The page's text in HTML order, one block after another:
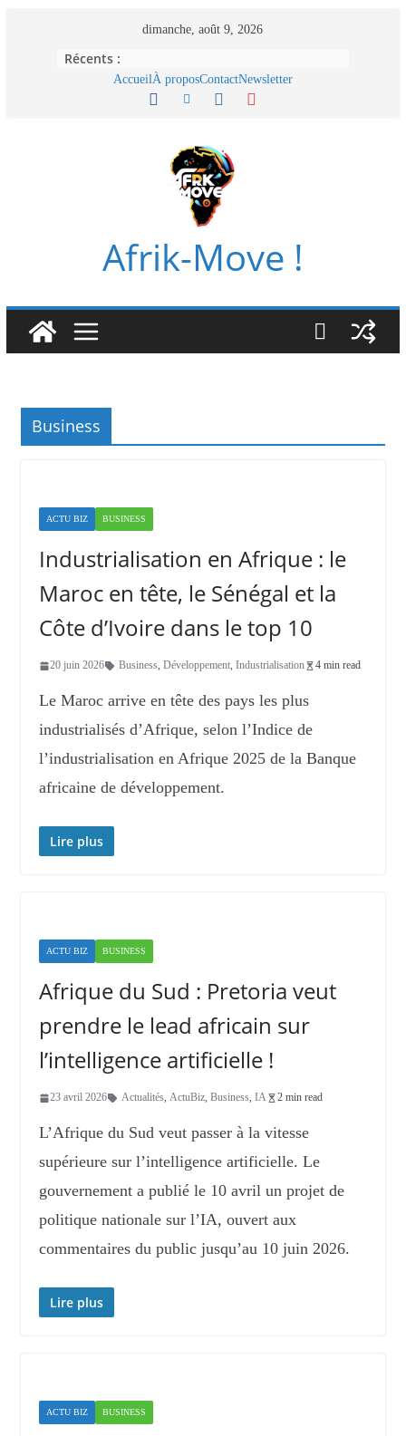
dimanche, août 9, 2026
Récents :
AccueilÀ proposContactNewsletter
Afrik-Move !
Business
ACTU BIZ BUSINESS
Industrialisation en Afrique : le
Maroc en tête, le Sénégal et la
Côte d’Ivoire dans le top 10
20 juin 2026 Business, Développement, Industrialisation 4 min read
Le Maroc arrive en tête des pays les plus
industrialisés d’Afrique, selon l’Indice de
l’industrialisation en Afrique 2025 de la Banque
africaine de développement.
Lire plus
ACTU BIZ BUSINESS
Afrique du Sud : Pretoria veut
prendre le lead africain sur
l’intelligence artificielle !
23 avril 2026 Actualités, ActuBiz, Business, IA 2 min read
L’Afrique du Sud veut passer à la vitesse
supérieure sur l’intelligence artificielle. Le
gouvernement a publié le 10 avril un projet de
politique nationale sur l’IA, ouvert aux
commentaires du public jusqu’au 10 juin 2026.
Lire plus
ACTU BIZ BUSINESS